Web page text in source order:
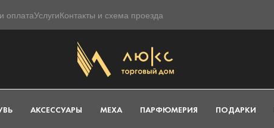
оплатаУслугиКонтакты и схема проезда
АКСЕССУАРЫ МЕХА ПАРФЮМЕРИЯ ПОДАРКИ